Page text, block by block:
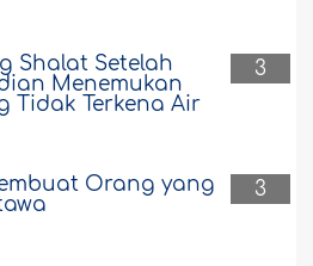
3
Shalat Setelah
Menemukan
Tidak Terkena Air
3
Orang yang